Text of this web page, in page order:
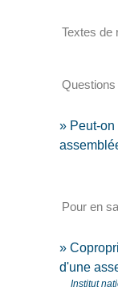
Textes de
Peut-
Pour en
d'une
Institut